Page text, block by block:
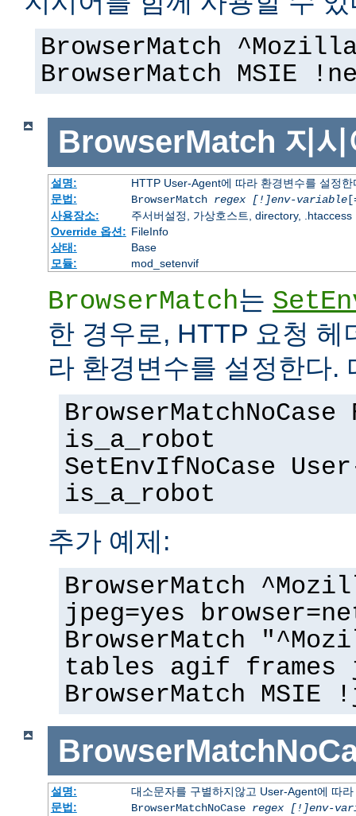
BrowserMatch
BrowserMatch MSIE
BrowserMatch 지시
설명:
HTTP User-Agent에 따라 환경변수를 설정한
문법:
BrowserMatch regex [!]env-variable
사용장소:
주서버설정, 가상호스트, directory, .htaccess
Override 옵션: FileInfo
상태:
Base
모듈:
mod_setenvif
BrowserMatch는
한 경우로, HTTP 요청
라 환경변수를 설정한다.
BrowserMatchNoCase
is_a_robot
SetEnvIfNoCase
is_a_robot
추가 예제:
BrowserMatch
jpeg=yes
BrowserMatch
tables agif frames
BrowserMatch
설명:
대소문자를 구별하지않고 User-Agent에 따
문법:
BrowserMatchNoCase regex [!]env-